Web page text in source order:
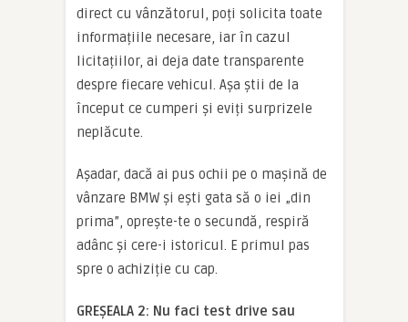
direct cu vânzătorul, poți solicita toate
informațiile necesare, iar în cazul
licitațiilor, ai deja date transparente
despre fiecare vehicul. Așa știi de la
început ce cumperi și eviți surprizele
neplăcute.
Așadar, dacă ai pus ochii pe o mașină de
vânzare BMW și ești gata să o iei „din
prima”, oprește-te o secundă, respiră
adânc și cere-i istoricul. E primul pas
spre o achiziție cu cap.
GREȘEALA 2: Nu faci test drive sau